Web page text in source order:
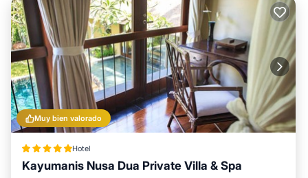
Muy bien valorado
Hotel
Kayumanis Nusa Dua Private Villa & Spa